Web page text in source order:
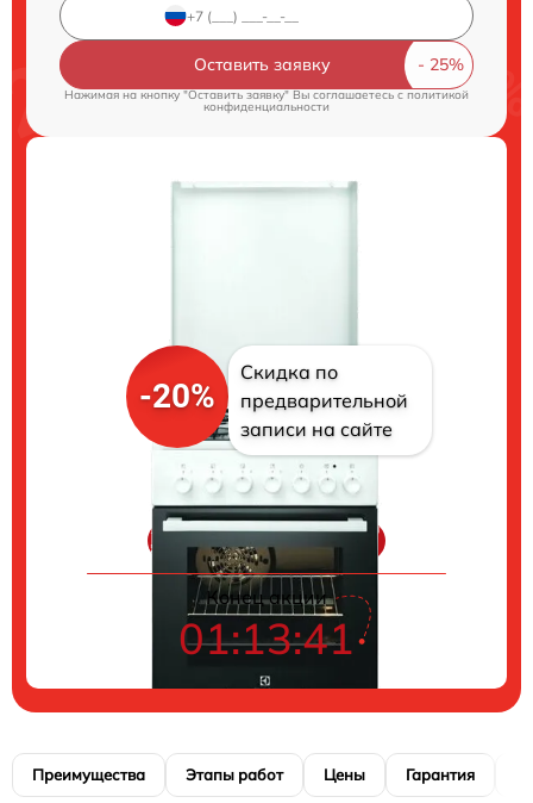
Оставить заявку
Нажимая на кнопку "Оставить заявку" Вы соглашаетесь c политикой
конфиденциальности
-20%
Скидка по
предварительной
записи на сайте
Цены на ремонт
Конец акции
01:13:40
Преимущества Этапы работ Цены Гарантия